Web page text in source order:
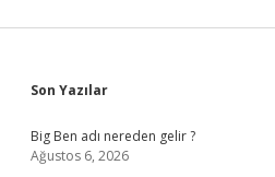
Sidebar
Son Yazılar
Big Ben adı nereden gelir ?
Ağustos 6, 2026